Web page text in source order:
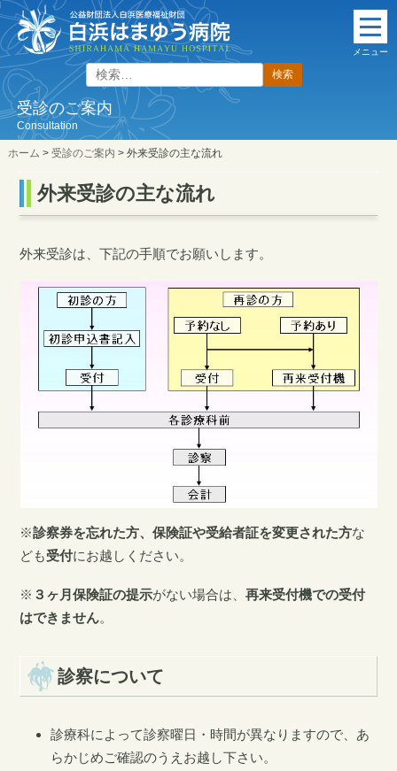
本
文
に
ス
キ
プ
検
索:
メニュー
受診のご案内
Consultation
ホーム > 受診のご案内 > 外来受診の主な流れ
外来受診の主な流れ
外来受診は、下記の手順でお願いします。
※診察券を忘れた方、保険証や受給者証を変更された方な
ども受付にお越しください。
※ ３ヶ月保険証の提示がない場合は、再来受付機での受付
はできません。
診察について
診療科によって診察曜日・時間が異なりますので、あ
らかじめご確認のうえお越し下さい。